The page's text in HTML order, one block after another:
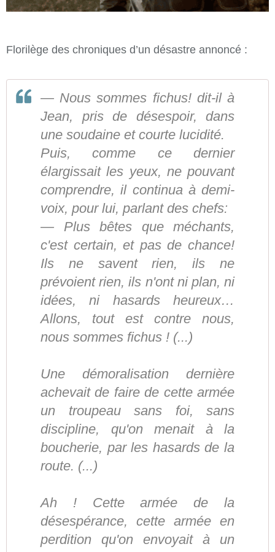
Florilège des chroniques d’un désastre annoncé :
— Nous sommes fichus! dit-il à
Jean, pris de désespoir, dans
une soudaine et courte lucidité.
Puis, comme ce dernier
élargissait les yeux, ne pouvant
comprendre, il continua à demi-
voix, pour lui, parlant des chefs:
— Plus bêtes que méchants,
c'est certain, et pas de chance!
Ils ne savent rien, ils ne
prévoient rien, ils n'ont ni plan, ni
idées, ni hasards heureux…
Allons, tout est contre nous,
nous sommes fichus ! (...)
Une démoralisation dernière
achevait de faire de cette armée
un troupeau sans foi, sans
discipline, qu'on menait à la
boucherie, par les hasards de la
route. (...)
Ah ! Cette armée de la
désespérance, cette armée en
perdition qu'on envoyait à un